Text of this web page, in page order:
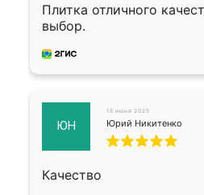
Плитка отличного
выбор.
ЮН
15 июня 2025
Юрий Никитенко
Качество